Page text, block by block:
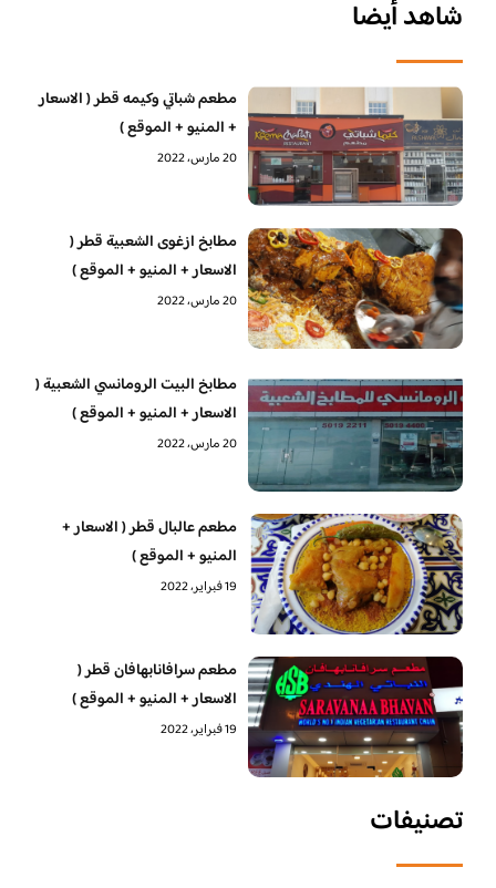
شاهد أيضا
مطعم شباتي وكيمه قطر ( الاسعار
+ المنيو + الموقع )
20 مارس، 2022
مطابخ ازغوى الشعبية قطر (
الاسعار + المنيو + الموقع )
20 مارس، 2022
مطابخ البيت الرومانسي الشعبية (
الاسعار + المنيو + الموقع )
20 مارس، 2022
مطعم عالبال قطر ( الاسعار +
المنيو + الموقع )
19 فبراير، 2022
مطعم سرافانابهافان قطر (
الاسعار + المنيو + الموقع )
19 فبراير، 2022
تصنيفات